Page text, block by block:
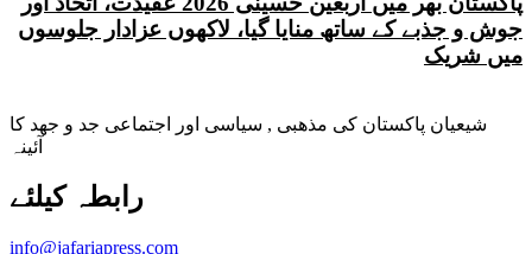
جوش و جذبے کے ساتھ منایا گیا، لاکھوں عزادار جلوسوں
میں شریک
شیعیان پاکستان کی مذهبی , سیاسی اور اجتماعی جد و جهد کا
آئینہ
info@jafariapress.com​